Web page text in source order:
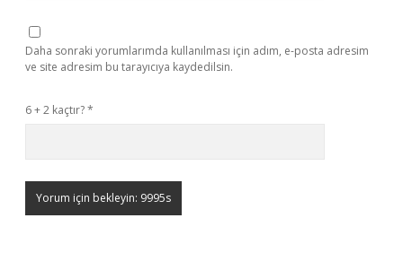
Daha sonraki yorumlarımda kullanılması için adım, e-posta adresim
ve site adresim bu tarayıcıya kaydedilsin.
6 + 2 kaçtır?*